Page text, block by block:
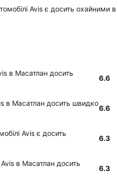
Avis є досить охайними в
в Масатлан досить
6.6
в Масатлан досить швидко
6.6
Avis є досить
6.3
в Масатлан досить
6.3